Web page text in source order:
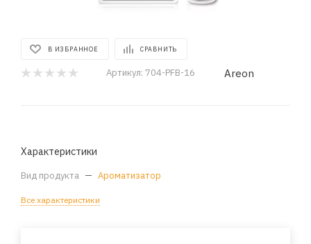
В ИЗБРАННОЕ СРАВНИТЬ
Артикул: 704-PFB-16 Areon
Характеристики
Вид продукта — Ароматизатор
Все характеристики